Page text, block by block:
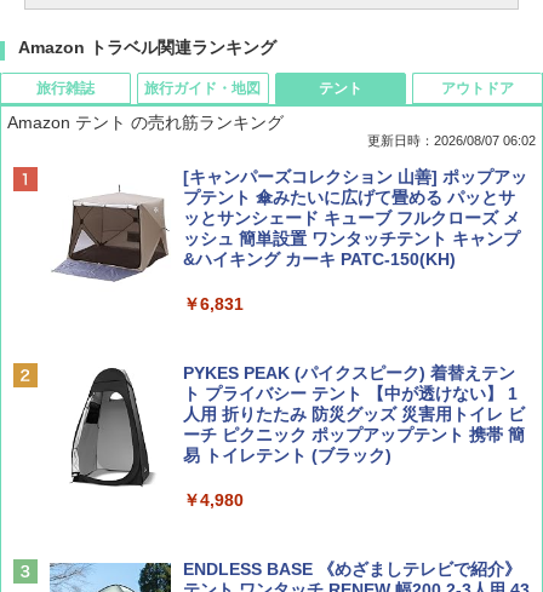
Amazon トラベル関連ランキング
旅行雑誌
ディズニーファン ２０２６年 ９月号 [雑
誌] (ＤＩＳＮＥＹ ＦＡＮ)
￥713
￥1,500
旅行ガイド・地図
D40 地球の歩き方 チェンマイ タイ北部の魅
力的な町 2026～2027 地球の歩き方D アジア
￥2,079
￥2,479
テント
Amazon テント の売れ筋ランキング
更新日時：2026/08/07 06:02
[キャンパーズコレクション 山善] ポップアッ
プテント 傘みたいに広げて畳める パッとサ
ッとサンシェード キューブ フルクローズ メ
ッシュ 簡単設置 ワンタッチテント キャンプ
&ハイキング カーキ PATC-150(KH)
￥6,831
PYKES PEAK (パイクスピーク) 着替えテン
ト プライバシー テント 【中が透けない】 1
人用 折りたたみ 防災グッズ 災害用トイレ ビ
ーチ ピクニック ポップアップテント 携帯 簡
易 トイレテント (ブラック)
￥4,980
ENDLESS BASE 《めざましテレビで紹介》
アウトドア